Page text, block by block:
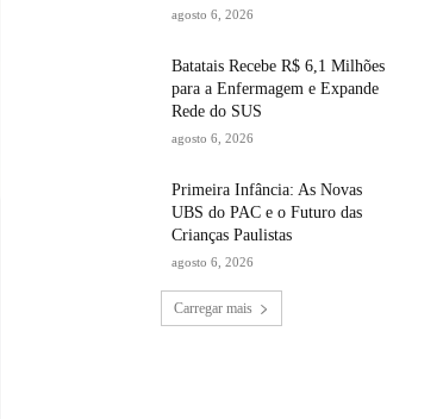
agosto 6, 2026
Batatais Recebe R$ 6,1 Milhões
para a Enfermagem e Expande
Rede do SUS
agosto 6, 2026
Primeira Infância: As Novas
UBS do PAC e o Futuro das
Crianças Paulistas
agosto 6, 2026
Carregar mais